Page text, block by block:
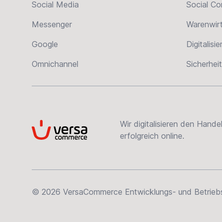
Social Media
Messenger
Google
Omnichannel
Social
Sicherheit
VersaCommerce
Wir digitalisieren den
erfolgreich online.
© 2026 VersaCommerce Entwicklungs- und